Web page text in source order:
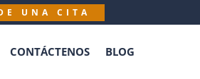
UNA CITA
CONTÁCTENOS BLOG